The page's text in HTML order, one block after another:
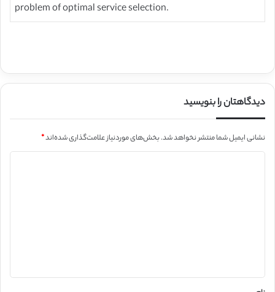
problem of optimal service selection.
دیدگاهتان را بنویسید
نشانی ایمیل شما منتشر نخواهد شد.بخش‌های موردنیاز علامت‌گذاری شده‌اند*